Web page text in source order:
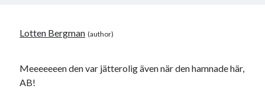
Lotten Bergman
Meeeeeeen den var jätterolig även när den hamnade här,
AB!